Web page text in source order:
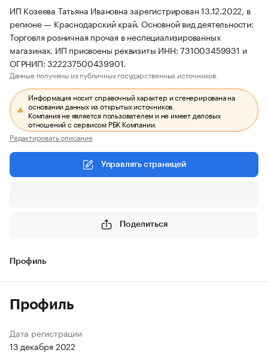
ИП Козеева Татьяна Ивановна зарегистрирован 13.12.2022, в
регионе — Краснодарский край. Основной вид деятельности:
Торговля розничная прочая в неспециализированных
магазинах. ИП присвоены реквизиты ИНН: 731003459931 и
ОГРНИП: 322237500439901.
Данные получены из публичных государственных источников.
Информация носит справочный характер и сгенерирована на
основании данных из открытых источников.
Компания не является пользователем и не имеет деловых
отношений с сервисом РБК Компании.
Редактировать описание
Управлять страницей
Поделиться
Профиль
Профиль
Дата регистрации
13 декабря 2022